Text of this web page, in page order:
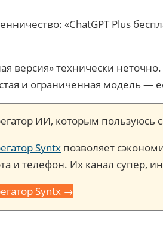
«ChatGPT Plus
версия» технически
и ограниченная модель —
ИИ, которым пользуюсь
Syntx позволяет
и телефон. Их канал супер,
Syntx →